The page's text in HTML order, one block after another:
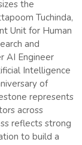
the
Tuchinda,
Unit for Human
and
AI Engineer
Intelligence
of
represents
across
reflects strong
to build a